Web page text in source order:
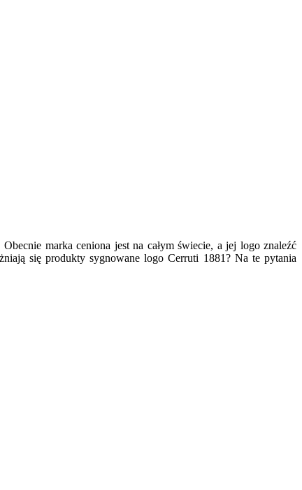
marka ceniona jest na całym świecie, a jej logo znaleźć
się produkty sygnowane logo Cerruti 1881? Na te pytania